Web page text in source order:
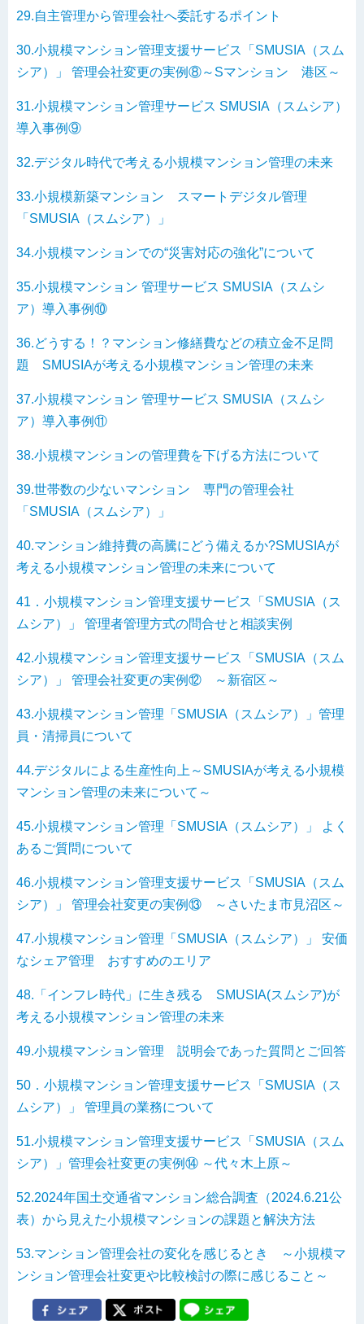
29.自主管理から管理会社へ委託するポイント
30.小規模マンション管理支援サービス「SMUSIA（スム
シア）」 管理会社変更の実例⑧～Sマンション 港区～
31.小規模マンション管理サービス SMUSIA（スムシア）
導入事例⑨
32.デジタル時代で考える小規模マンション管理の未来
33.小規模新築マンション スマートデジタル管理
「SMUSIA（スムシア）」
34.小規模マンションでの“災害対応の強化”について
35.小規模マンション 管理サービス SMUSIA（スムシ
ア）導入事例⑩
36.どうする！？マンション修繕費などの積立金不足問
題 SMUSIAが考える小規模マンション管理の未来
37.小規模マンション 管理サービス SMUSIA（スムシ
ア）導入事例⑪
38.小規模マンションの管理費を下げる方法について
39.世帯数の少ないマンション 専門の管理会社
「SMUSIA（スムシア）」
40.マンション維持費の高騰にどう備えるか?SMUSIAが
考える小規模マンション管理の未来について
41．小規模マンション管理支援サービス「SMUSIA（ス
ムシア）」 管理者管理方式の問合せと相談実例
42.小規模マンション管理支援サービス「SMUSIA（スム
シア）」 管理会社変更の実例⑫ ～新宿区～
43.小規模マンション管理「SMUSIA（スムシア）」管理
員・清掃員について
44.デジタルによる生産性向上～SMUSIAが考える小規模
マンション管理の未来について～
45.小規模マンション管理「SMUSIA（スムシア）」 よく
あるご質問について
46.小規模マンション管理支援サービス「SMUSIA（スム
シア）」 管理会社変更の実例⑬ ～さいたま市見沼区～
47.小規模マンション管理「SMUSIA（スムシア）」 安価
なシェア管理 おすすめのエリア
48.「インフレ時代」に生き残る SMUSIA(スムシア)が
考える小規模マンション管理の未来
49.小規模マンション管理 説明会であった質問とご回答
50．小規模マンション管理支援サービス「SMUSIA（ス
ムシア）」 管理員の業務について
51.小規模マンション管理支援サービス「SMUSIA（スム
シア）」管理会社変更の実例⑭ ～代々木上原～
52.2024年国土交通省マンション総合調査（2024.6.21公
表）から見えた小規模マンションの課題と解決方法
53.マンション管理会社の変化を感じるとき ～小規模マ
ンション管理会社変更や比較検討の際に感じること～